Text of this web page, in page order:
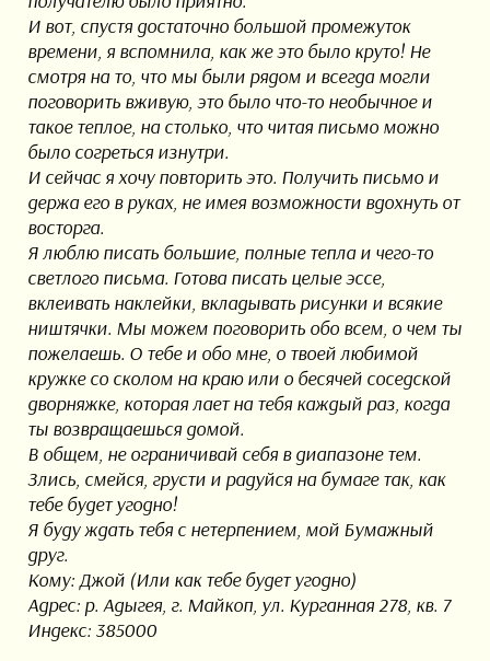
И вот, спустя достаточно большой промежуток
времени, я вспомнила, как же это было круто! Не
смотря на то, что мы были рядом и всегда могли
поговорить вживую, это было что-то необычное и
такое теплое, на столько, что читая письмо можно
было согреться изнутри.
И сейчас я хочу повторить это. Получить письмо и
держа его в руках, не имея возможности вдохнуть от
восторга.
Я люблю писать большие, полные тепла и чего-то
светлого письма. Готова писать целые эссе,
вклеивать наклейки, вкладывать рисунки и всякие
ништячки. Мы можем поговорить обо всем, о чем ты
пожелаешь. О тебе и обо мне, о твоей любимой
кружке со сколом на краю или о бесячей соседской
дворняжке, которая лает на тебя каждый раз, когда
ты возвращаешься домой.
В общем, не ограничивай себя в диапазоне тем.
Злись, смейся, грусти и радуйся на бумаге так, как
тебе будет угодно!
Я буду ждать тебя с нетерпением, мой Бумажный
друг.
Кому: Джой (Или как тебе будет угодно)
Адрес: р. Адыгея, г. Майкоп, ул. Курганная 278, кв. 7
Индекс: 385000